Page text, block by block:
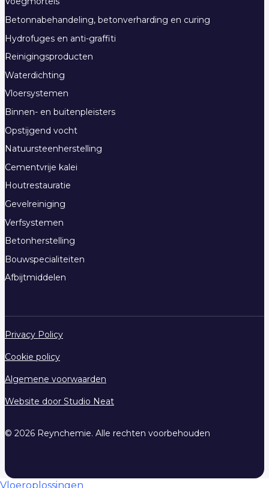
Betonnabehandeling, betonverharding en curing
Hydrofuges en anti-graffiti
Reinigingsproducten
Waterdichting
Vloersystemen
Binnen- en buitenpleisters
Opstijgend vocht
Natuursteenherstelling
Cementvrije kalei
Houtrestauratie
Gevelreiniging
Verfsystemen
Betonherstelling
Bouwspecialiteiten
Afbijtmiddelen
© 2026 Reynchemie. Alle rechten voorbehouden
Privacy Policy
Cookie policy
Algemene voorwaarden
Website door Studio Neat
Vloeroplossingen